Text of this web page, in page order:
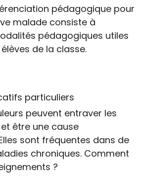
pédagogique pour
malade consiste à
pédagogiques utiles
de la classe.
particuliers
peuvent entraver les
être une cause
sont fréquentes dans de
chroniques. Comment
?